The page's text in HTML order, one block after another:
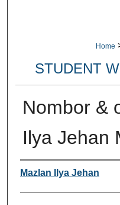
Home
STUDENT
Nombor &
Ilya Jehan
Author
Mazlan Ilya Jehan